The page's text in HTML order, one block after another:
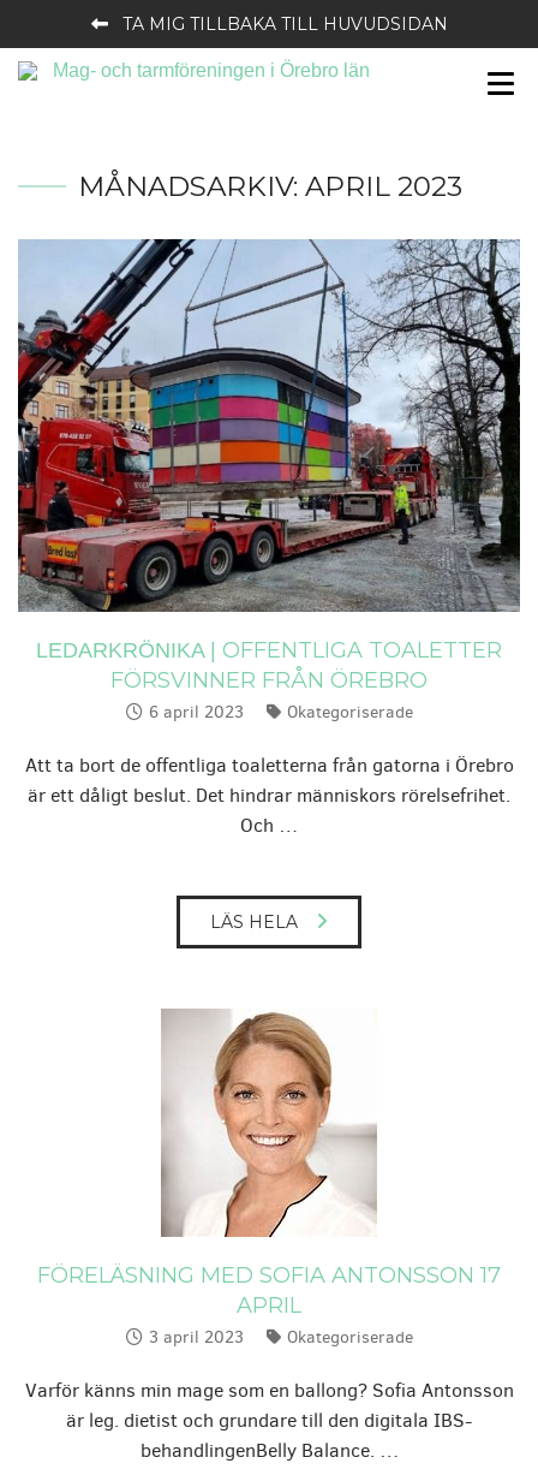
TA MIG TILLBAKA TILL HUVUDSIDAN
MÅNADSARKIV: APRIL 2023
LEDARKRÖNIKA |
OFFENTLIGA TOALETTER
FÖRSVINNER FRÅN ÖREBRO
Publicerat:
6 april 2023 Kategorier:
Okategoriserade
Att ta bort de offentliga toaletterna från gatorna i Örebro
är ett dåligt beslut. Det hindrar människors rörelsefrihet.
Och …
LÄS HELA
FÖRELÄSNING MED SOFIA ANTONSSON 17
APRIL
Publicerat:
3 april 2023 Kategorier:
Okategoriserade
Varför känns min mage som en ballong? Sofia Antonsson
är leg. dietist och grundare till den digitala IBS-
behandlingenBelly Balance. …